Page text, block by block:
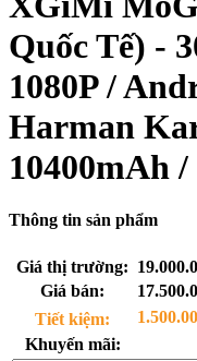
Quốc Tế) -
1080P /
Harman
10400mAh /
Thông tin sản phẩm
Giá thị trường:
Giá bán:
Tiết kiệm:
Khuyến mãi: